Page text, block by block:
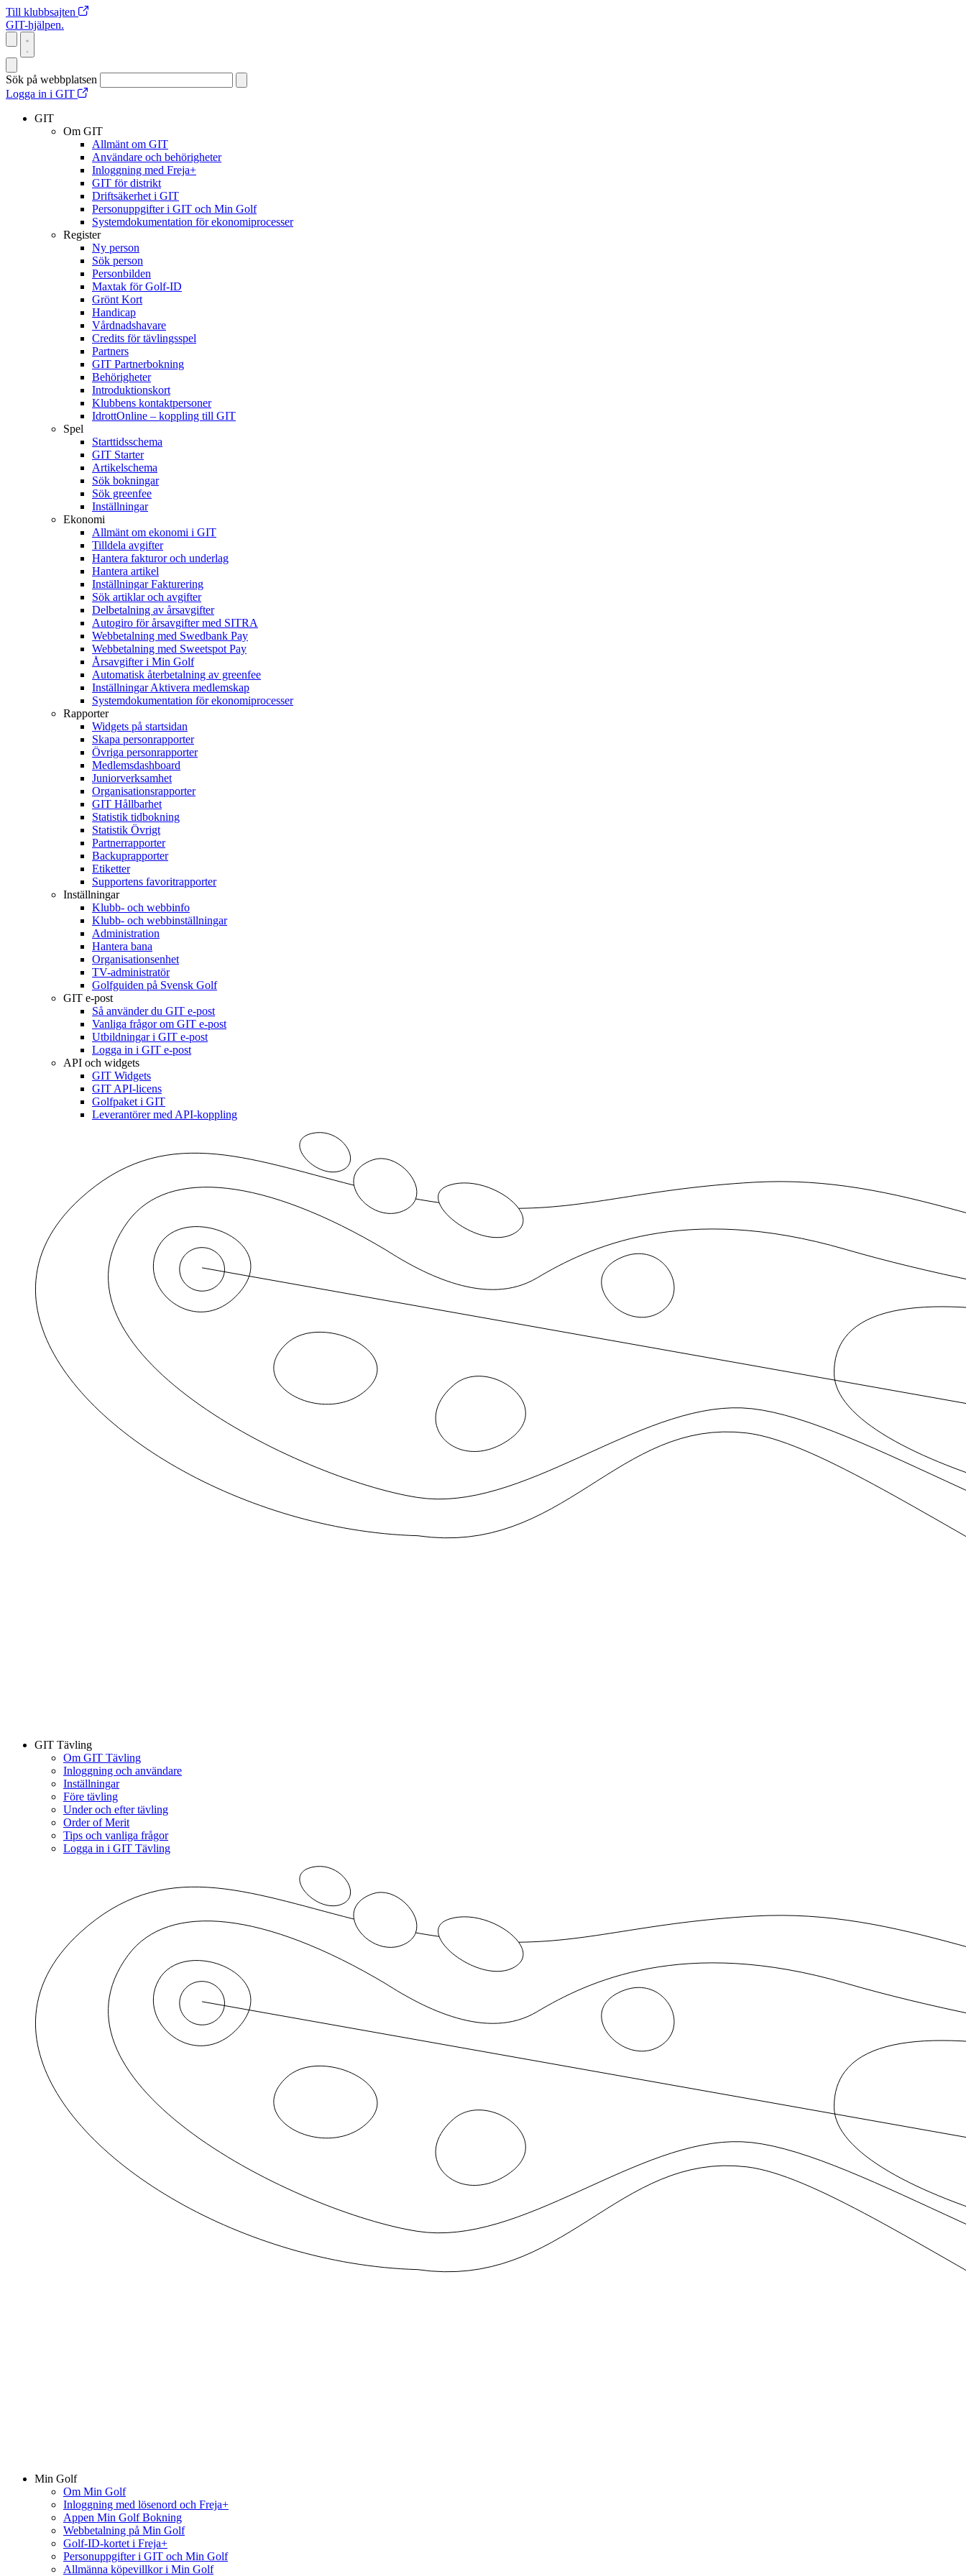
Till klubbsajten
GIT-hjälpen.
Sök på webbplatsen
Logga in i GIT
GIT
Om GIT
Allmänt om GIT
Användare och behörigheter
Inloggning med Freja+
GIT för distrikt
Driftsäkerhet i GIT
Personuppgifter i GIT och Min Golf
Systemdokumentation för ekonomiprocesser
Register
Ny person
Sök person
Personbilden
Maxtak för Golf-ID
Grönt Kort
Handicap
Vårdnadshavare
Credits för tävlingsspel
Partners
GIT Partnerbokning
Behörigheter
Introduktionskort
Klubbens kontaktpersoner
IdrottOnline – koppling till GIT
Spel
Starttidsschema
GIT Starter
Artikelschema
Sök bokningar
Sök greenfee
Inställningar
Ekonomi
Allmänt om ekonomi i GIT
Tilldela avgifter
Hantera fakturor och underlag
Hantera artikel
Inställningar Fakturering
Sök artiklar och avgifter
Delbetalning av årsavgifter
Autogiro för årsavgifter med SITRA
Webbetalning med Swedbank Pay
Webbetalning med Sweetspot Pay
Årsavgifter i Min Golf
Automatisk återbetalning av greenfee
Inställningar Aktivera medlemskap
Systemdokumentation för ekonomiprocesser
Rapporter
Widgets på startsidan
Skapa personrapporter
Övriga personrapporter
Medlemsdashboard
Juniorverksamhet
Organisationsrapporter
GIT Hållbarhet
Statistik tidbokning
Statistik Övrigt
Partnerrapporter
Backuprapporter
Etiketter
Supportens favoritrapporter
Inställningar
Klubb- och webbinfo
Klubb- och webbinställningar
Administration
Hantera bana
Organisationsenhet
TV-administratör
Golfguiden på Svensk Golf
GIT e-post
Så använder du GIT e-post
Vanliga frågor om GIT e-post
Utbildningar i GIT e-post
Logga in i GIT e-post
API och widgets
GIT Widgets
GIT API-licens
Golfpaket i GIT
Leverantörer med API-koppling
GIT Tävling
Om GIT Tävling
Inloggning och användare
Inställningar
Före tävling
Under och efter tävling
Order of Merit
Tips och vanliga frågor
Logga in i GIT Tävling
Min Golf
Om Min Golf
Inloggning med lösenord och Freja+
Appen Min Golf Bokning
Webbetalning på Min Golf
Golf-ID-kortet i Freja+
Personuppgifter i GIT och Min Golf
Allmänna köpevillkor i Min Golf